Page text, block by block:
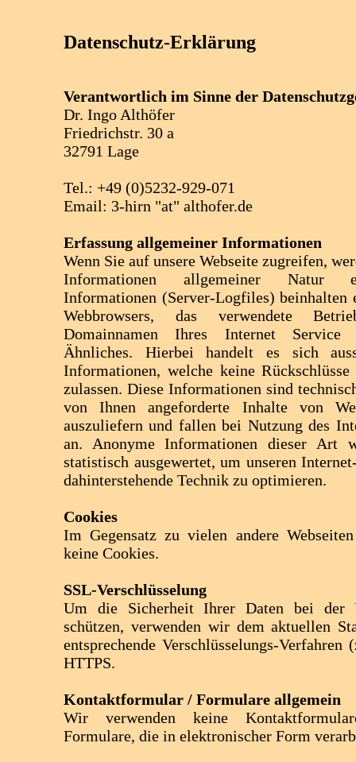
Datenschutz-Erklärung
Verantwortlich im Sinne der
Dr. Ingo Althöfer
Friedrichstr. 30 a
32791 Lage
Tel.: +49 (0)5232-929-071
Email: 3-hirn "at" althofer.de
Erfassung allgemeiner Informationen
Wenn Sie auf unsere Webseite zugreifen,
Informationen allgemeiner Natur
Informationen (Server-Logfiles) beinhalten
Webbrowsers, das verwendete
Domainnamen Ihres Internet Service
Ähnliches. Hierbei handelt es sich
Informationen, welche keine
zulassen. Diese Informationen sind
von Ihnen angeforderte Inhalte von
auszuliefern und fallen bei Nutzung des
an. Anonyme Informationen dieser Art
statistisch ausgewertet, um unseren
dahinterstehende Technik zu optimieren.
Cookies
Im Gegensatz zu vielen andere
keine Cookies.
SSL-Verschlüsselung
Um die Sicherheit Ihrer Daten bei der
schützen, verwenden wir dem aktuellen
entsprechende Verschlüsselungs-
HTTPS.
Kontaktformular / Formulare allgemein
Wir verwenden keine
Formulare, die in elektronischer Form